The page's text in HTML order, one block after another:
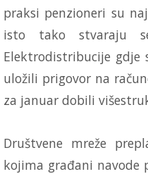
praksi penzioneri su
isto tako stvaraju
Elektrodistribucije gdje
uložili prigovor na
za januar dobili
Društvene mreže
kojima građani navode